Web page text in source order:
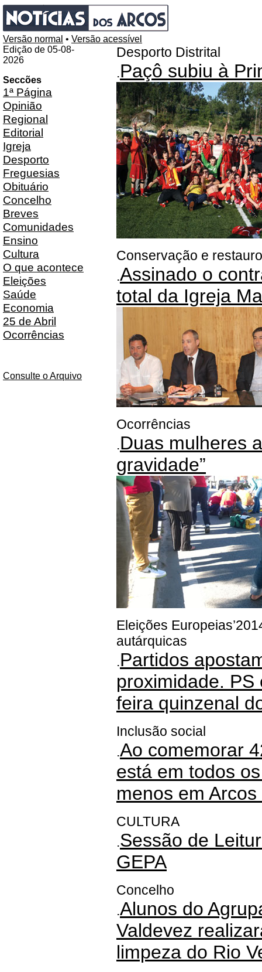
Versão normal • Versão acessível
Edição de 05-08-
2026
Seccões
1ª Página
Opinião
Regional
Editorial
Igreja
Desporto
Freguesias
Obituário
Concelho
Breves
Comunidades
Ensino
Cultura
O que acontece
Eleições
Saúde
Economia
25 de Abril
Ocorrências
Consulte o Arquivo
Desporto Distrital
.Paçô subiu à
Conservação e
.Assinado o
total da Igreja
Ocorrências
.Duas mulheres
gravidade”
Eleições
autárquicas
.Partidos
proximidade.
feira quinzenal
Inclusão social
.Ao comemorar
está em todos
menos em
CULTURA
.Sessão de
GEPA
Concelho
.Alunos do
Valdevez
limpeza do Rio